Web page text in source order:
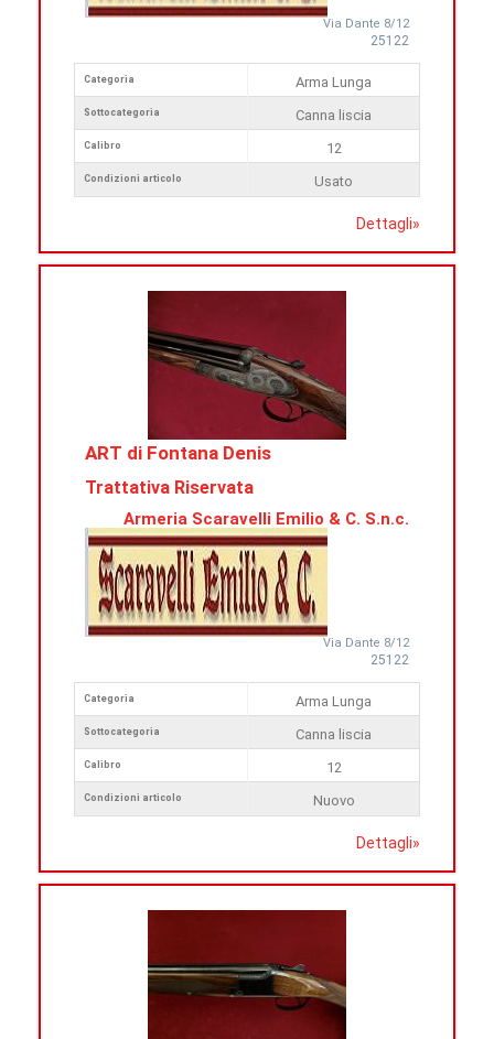
Via Dante 8/12
25122
Categoria
Sottocategoria
Calibro
Condizioni articolo
Arma Lunga
Canna liscia
12
Usato
Dettagli»
ART di Fontana Denis
Trattativa Riservata
Armeria Scaravelli Emilio & C. S.n.c.
Via Dante 8/12
25122
Categoria
Sottocategoria
Calibro
Condizioni articolo
Arma Lunga
Canna liscia
12
Nuovo
Dettagli»